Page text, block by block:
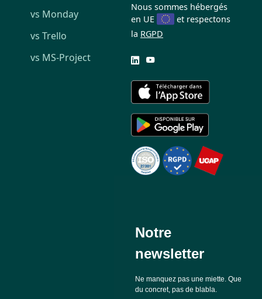
vs Monday
vs Trello
vs MS-Project
Nous sommes hébergés
en UE
et respectons
la RGPD